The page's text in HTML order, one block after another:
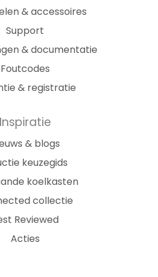
& accessoires
Support
& documentatie
Foutcodes
& registratie
Inspiratie
& blogs
keuzegids
koelkasten
collectie
Reviewed
Acties